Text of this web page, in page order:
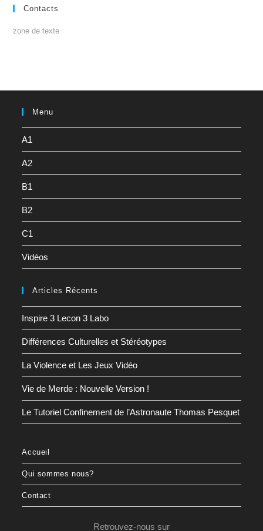
Contacts
zone de texte
Menu
A1
A2
B1
B2
C1
Vidéos
Articles Récents
Inspire 3 Lecon 3 Labo
Différences Culturelles et Stéréotypes
La Violence et Les Jeux Vidéo
Vie de Merde : Nouvelle Version !
Le Tutoriel Confinement de l’Astronaute Thomas Pesquet
Accueil
Qui sommes nous?
Contact
Retrouvez-nous sur